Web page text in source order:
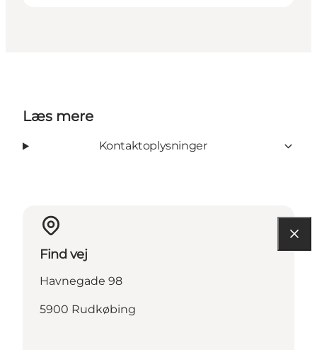
Læs mere
Kontaktoplysninger
Find vej
Havnegade 98
5900 Rudkøbing